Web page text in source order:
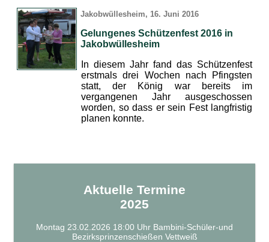
Jakobwüllesheim, 16. Juni 2016
Gelungenes Schützenfest 2016 in
Jakobwüllesheim
In diesem Jahr fand das Schützenfest
erstmals drei Wochen nach Pfingsten
statt, der König war bereits im
vergangenen Jahr ausgeschossen
worden, so dass er sein Fest langfristig
planen konnte.
Aktuelle Termine
2025
Montag 23.02.2026 18:00 Uhr Bambini-Schüler-und
Bezirksprinzenschießen Vettweiß